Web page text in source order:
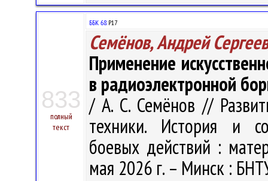
833
полный
текст
ББК 68.Р17
Семёнов, Андрей
Применение
в радиоэлектронной
/ А. С. Семёнов //
техники. История и
боевых действий :
мая 2026 г. – Минск :